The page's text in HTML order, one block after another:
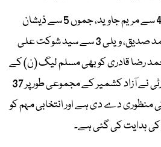
اعلامیے کے مطابق جموں 4 سے مریم جاوید، جموں 5 سے ذیشان
علی، جموں 6 سے راجہ محمد صدیق، ویلی 3 سے سید شوکت علی
محمد احمد رضا قادری کو بھی مسلم لیگ (ن) کے
امیدوار نامزد کیا گیا ہے۔ پارٹی نے آزاد کشمیر کے مجموعی طور پر 37
منظوری دے دی ہے اور انتخابی مہم کو
کی ہدایت کی گئی ہے۔